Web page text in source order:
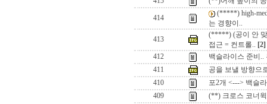
414
(*****) high-
는 경향이..
413
(*****) (공이 안
접근 = 컨트롤.. [2]
412
백슬라이스 준비
411
공을 보낼 방향으
410
포2개 <---> 백슬
409
(**) 크로스 코너